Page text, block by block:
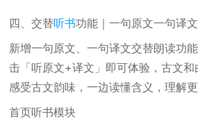
四、交替听书功能｜一句原文一句译
新增一句原文、一句译文交替朗读功
击「听原文+译文」即可体验，古文和
感受古文韵味，一边读懂含义，理解更
首页听书模块